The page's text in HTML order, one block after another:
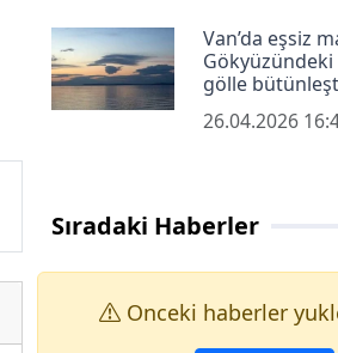
Van’da eşsiz
gölle
26.04.2026
Sıradaki Haberler
Onceki haberler